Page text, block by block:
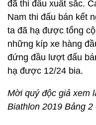
đã thi đấu xuất sắc.
Nam thi đấu bán kết
ta đã hạ được tổng
những kíp xe hàng
đứng đầu lượt đấu
hạ được 12/24 bia.
Mời quý độc giả xem
Biathlon 2019 Bảng